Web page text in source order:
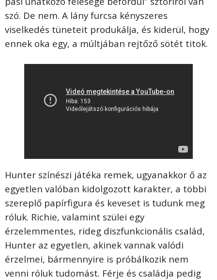
szó. De nem. A lány furcsa kényszeres
viselkedés tüneteit produkálja, és kiderül, hogy
ennek oka egy, a múltjában rejtőző sötét titok.
Hunter színészi játéka remek, ugyanakkor ő az
egyetlen valóban kidolgozott karakter, a többi
szereplő papírfigura és keveset is tudunk meg
róluk. Richie, valamint szülei egy
érzelemmentes, rideg diszfunkcionális család,
Hunter az egyetlen, akinek vannak valódi
érzelmei, bármennyire is próbálkozik nem
venni róluk tudomást. Férje és családja pedig